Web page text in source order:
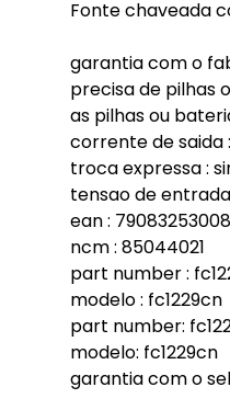
Fonte chaveada
garantia com o
precisa de pilhas
as pilhas ou
corrente de saida
troca expressa :
tensao de
ean :
ncm : 85044021
part number :
modelo : fc1229cn
part number:
modelo: fc1229cn
garantia com o